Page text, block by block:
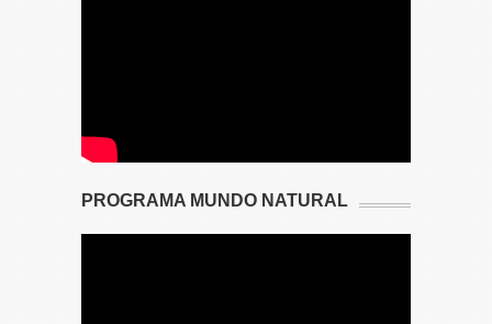
PROGRAMA MUNDO NATURAL